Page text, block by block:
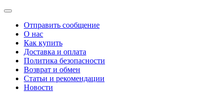
Отправить сообщение
О нас
Как купить
Доставка и оплата
Политика безопасности
Возврат и обмен
Статьи и рекомендации
Новости